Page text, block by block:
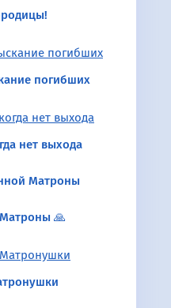
погибших
нет выхода
Матроны
🙏